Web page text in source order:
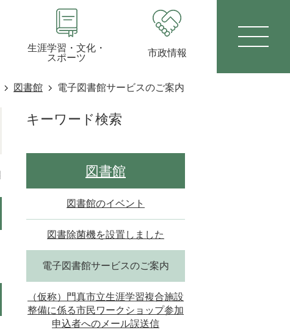
生涯学習・文化・
スポーツ
市政情報
図書館 電子図書館サービスのご案内
キーワード検索
図書館
図書館のイベント
図書除菌機を設置しました
電子図書館サービスのご案内
（仮称）門真市立生涯学習複合施設
整備に係る市民ワークショップ参加
申込者へのメール誤送信